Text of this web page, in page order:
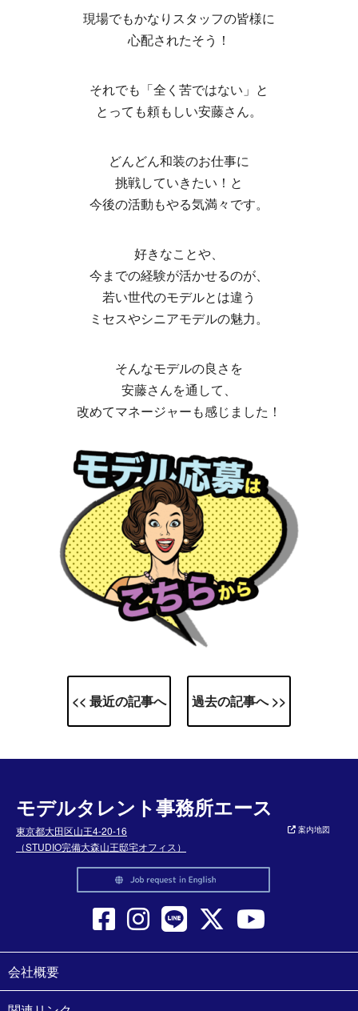
現場でもかなりスタッフの皆様に
心配されたそう！
それでも「全く苦ではない」と
とっても頼もしい安藤さん。
どんどん和装のお仕事に
挑戦していきたい！と
今後の活動もやる気満々です。
好きなことや、
今までの経験が活かせるのが、
若い世代のモデルとは違う
ミセスやシニアモデルの魅力。
そんなモデルの良さを
安藤さんを通して、
改めてマネージャーも感じました！
<< 最近の記事へ 過去の記事へ >>
モデルタレント事務所エース
東京都大田区山王4-20-16
（STUDIO完備大森山王邸宅オフィス）
案内地図
会社概要